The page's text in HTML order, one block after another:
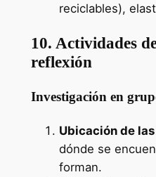
reciclables),
10. Actividades
reflexión
Investigación en
Ubicación de
dónde se
forman.